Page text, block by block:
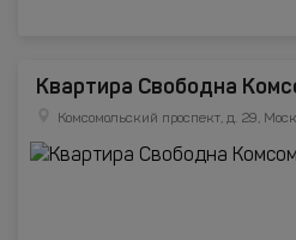
Квартира Свободна
Комсомольский проспект, д. 29,